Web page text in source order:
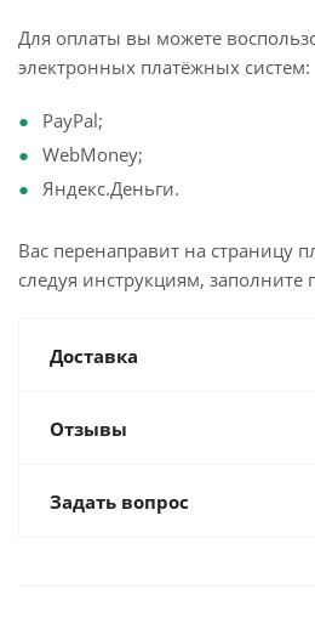
Для оплаты вы можете
электронных платёжных систем:
PayPal;
WebMoney;
Яндекс.Деньги.
Вас перенаправит на страницу
следуя инструкциям,
Доставка
Отзывы
Задать вопрос